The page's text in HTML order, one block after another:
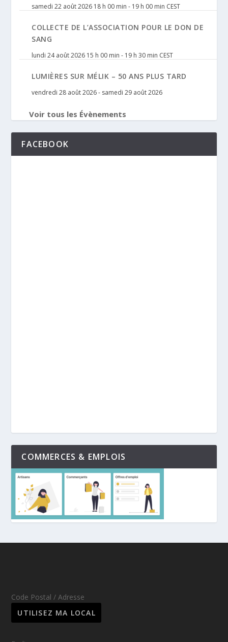
samedi 22 août 2026 18 h 00 min - 19 h 00 min CEST
COLLECTE DE L’ASSOCIATION POUR LE DON DE
SANG
lundi 24 août 2026 15 h 00 min - 19 h 30 min CEST
LUMIÈRES SUR MÉLIK – 50 ANS PLUS TARD
vendredi 28 août 2026- samedi 29 août 2026
Voir tous les Évènements
FACEBOOK
COMMERCES & EMPLOIS
Code Postal / Adresse